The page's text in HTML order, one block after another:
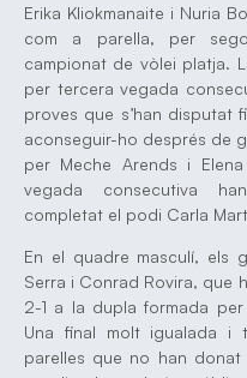
Erika Kliokmanaite i Nuria
com a parella, per
campionat de vòlei platja.
per tercera vegada
proves que s’han disputat
aconseguir-ho després de
per Meche Arends i
vegada consecutiva
completat el podi Carla
En el quadre masculí, els
Serra i Conrad Rovira, que
2-1 a la dupla formada per
Una final molt igualada i
parelles que no han